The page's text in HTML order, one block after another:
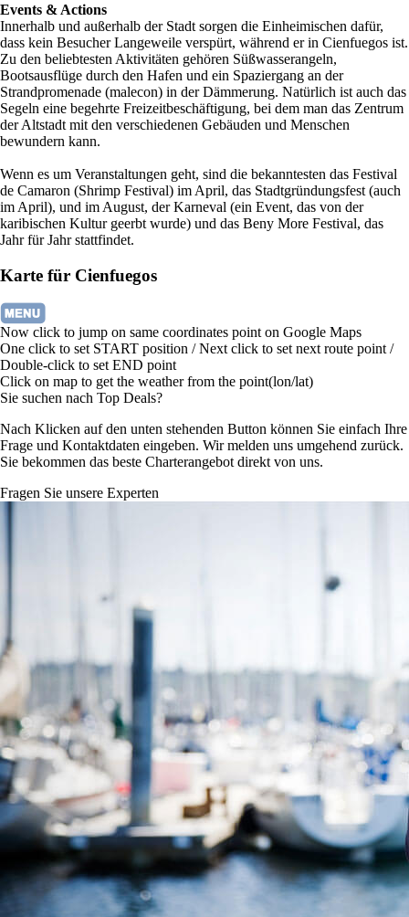
Events & Actions
Innerhalb und außerhalb der Stadt sorgen die Einheimischen dafür,
dass kein Besucher Langeweile verspürt, während er in Cienfuegos ist.
Zu den beliebtesten Aktivitäten gehören Süßwasserangeln,
Bootsausflüge durch den Hafen und ein Spaziergang an der
Strandpromenade (malecon) in der Dämmerung. Natürlich ist auch das
Segeln eine begehrte Freizeitbeschäftigung, bei dem man das Zentrum
der Altstadt mit den verschiedenen Gebäuden und Menschen
bewundern kann.
Wenn es um Veranstaltungen geht, sind die bekanntesten das Festival
de Camaron (Shrimp Festival) im April, das Stadtgründungsfest (auch
im April), und im August, der Karneval (ein Event, das von der
karibischen Kultur geerbt wurde) und das Beny More Festival, das
Jahr für Jahr stattfindet.
Karte für Cienfuegos
Now click to jump on same coordinates point on Google Maps
One click to set START position / Next click to set next route point /
Double-click to set END point
Click on map to get the weather from the point(lon/lat)
Sie suchen nach Top Deals?
Nach Klicken auf den unten stehenden Button können Sie einfach Ihre
Frage und Kontaktdaten eingeben. Wir melden uns umgehend zurück.
Sie bekommen das beste Charterangebot direkt von uns.
Fragen Sie unsere Experten